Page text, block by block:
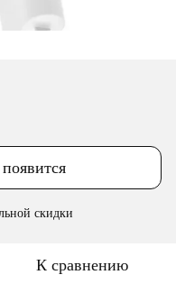
скидки
К сравнению